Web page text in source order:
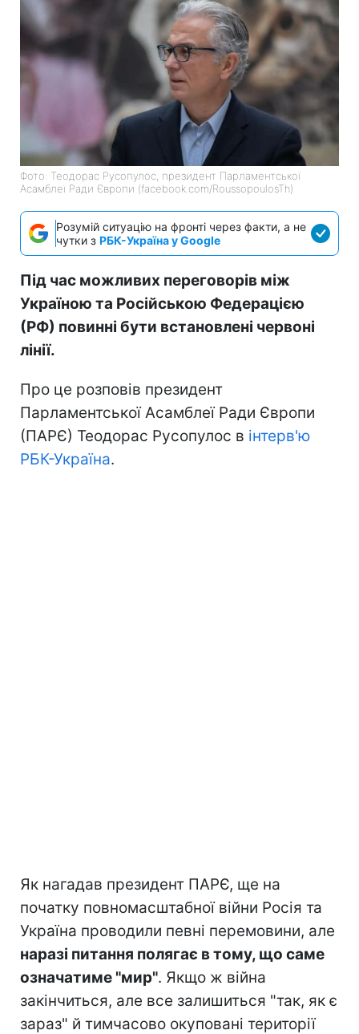
Фото: Теодорас Русопулос, президент Парламентської
Асамблеї Ради Європи (facebook.com/RoussopoulosTh)
Розумій ситуацію на фронті через факти, а не
чутки з РБК-Україна у Google
Під час можливих переговорів між
Україною та Російською Федерацією
(РФ) повинні бути встановлені червоні
лінії.
Про це розповів президент
Парламентської Асамблеї Ради Європи
(ПАРЄ) Теодорас Русопулос в інтерв'ю
РБК-Україна.
Як нагадав президент ПАРЄ, ще на
початку повномасштабної війни Росія та
Україна проводили певні перемовини, але
наразі питання полягає в тому, що саме
означатиме "мир". Якщо ж війна
закінчиться, але все залишиться "так, як є
зараз" й тимчасово окуповані території